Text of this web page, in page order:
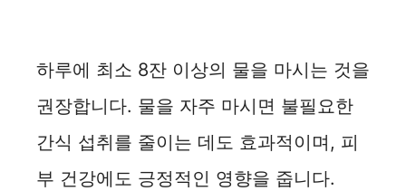
하루에 최소 8잔 이상의 물을 마시는 것을
권장합니다. 물을 자주 마시면 불필요한
간식 섭취를 줄이는 데도 효과적이며, 피
부 건강에도 긍정적인 영향을 줍니다.